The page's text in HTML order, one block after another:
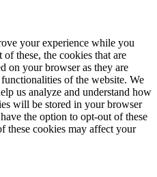
your experience while you
these, the cookies that are
on your browser as they are
of the website. We
us analyze and understand how
will be stored in your browser
the option to opt-out of these
these cookies may affect your